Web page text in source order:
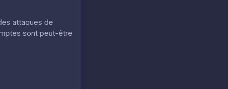
attaques de
sont peut-être